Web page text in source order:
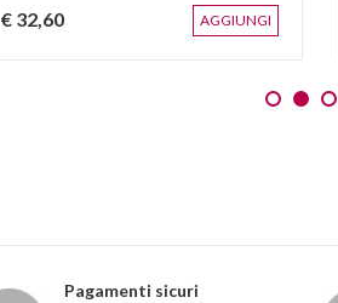
AGGIUNGI
€ 32,60
Pagamenti sicuri